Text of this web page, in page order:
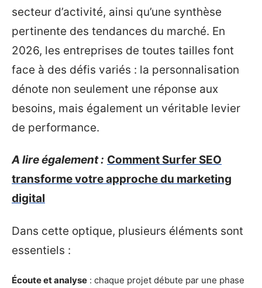
secteur d’activité, ainsi qu’une synthèse
pertinente des tendances du marché. En
2026, les entreprises de toutes tailles font
face à des défis variés : la personnalisation
dénote non seulement une réponse aux
besoins, mais également un véritable levier
de performance.
A lire également : Comment Surfer SEO
transforme votre approche du marketing
digital
Dans cette optique, plusieurs éléments sont
essentiels :
Écoute et analyse : chaque projet débute par une phase